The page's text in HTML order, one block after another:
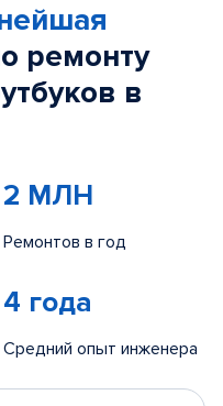
ремонту
в
2 МЛН
Ремонтов в год
4 года
Средний опыт инженера